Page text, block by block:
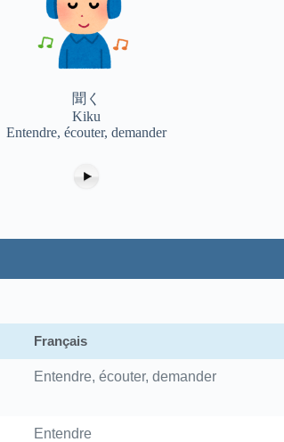
聞く
Kiku
Entendre, écouter, demander
Français
Entendre, écouter, demander
Entendre